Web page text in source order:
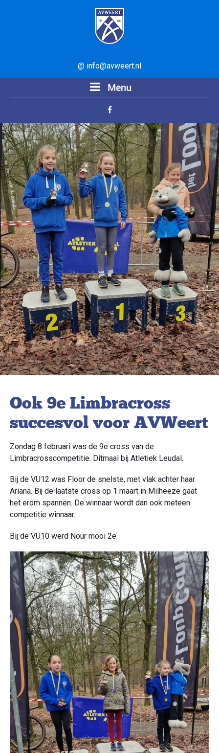
@ info@avweert.nl
Menu
Ook 9e Limbracross
succesvol voor AVWeert
Zondag 8 februari was de 9e cross van de
Limbracrosscompetitie. Ditmaal bij Atletiek Leudal.
Bij de VU12 was Floor de snelste, met vlak achter haar
Ariana. Bij de laatste cross op 1 maart in Milheeze gaat
het erom spannen. De winnaar wordt dan ook meteen
competitie winnaar.
Bij de VU10 werd Nour mooi 2e.